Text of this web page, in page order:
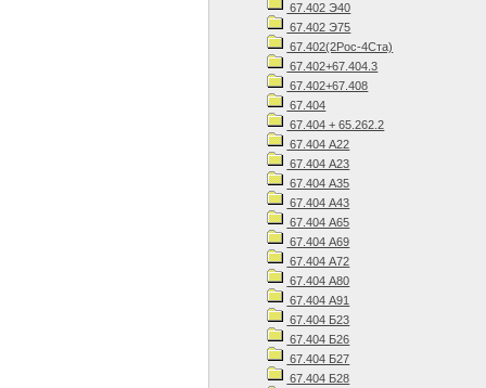
67.402 Э40
67.402 Э75
67.402(2Рос-4Ста)
67.402+67.404.3
67.402+67.408
67.404
67.404 + 65.262.2
67.404 А22
67.404 А23
67.404 А35
67.404 А43
67.404 А65
67.404 А69
67.404 А72
67.404 А80
67.404 А91
67.404 Б23
67.404 Б26
67.404 Б27
67.404 Б28